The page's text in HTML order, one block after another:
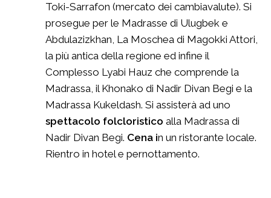
Toki-Sarrafon (mercato dei cambiavalute). Si
prosegue per le Madrasse di Ulugbek e
Abdulazizkhan, La Moschea di Magokki Attori,
la più antica della regione ed infine il
Complesso Lyabi Hauz che comprende la
Madrassa, il Khonako di Nadir Divan Begi e la
Madrassa Kukeldash. Si assisterà ad uno
spettacolo folcloristico alla Madrassa di
Nadir Divan Begi. Cena in un ristorante locale.
Rientro in hotel e pernottamento.